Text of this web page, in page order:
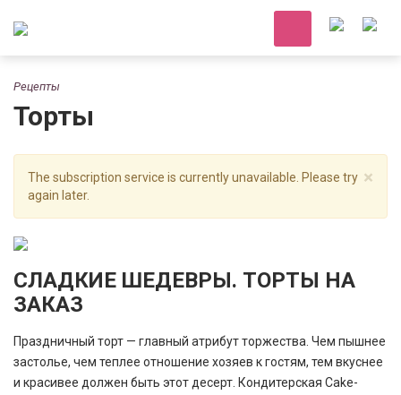
Рецепты
Торты
×
The subscription service is currently unavailable. Please try
again later.
СЛАДКИЕ ШЕДЕВРЫ. ТОРТЫ НА
ЗАКАЗ
Праздничный торт — главный атрибут торжества. Чем пышнее
застолье, чем теплее отношение хозяев к гостям, тем вкуснее
и красивее должен быть этот десерт. Кондитерская Cake-